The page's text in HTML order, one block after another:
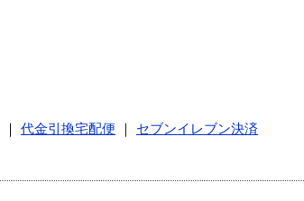
代金引換宅配便
セブンイレブン決済